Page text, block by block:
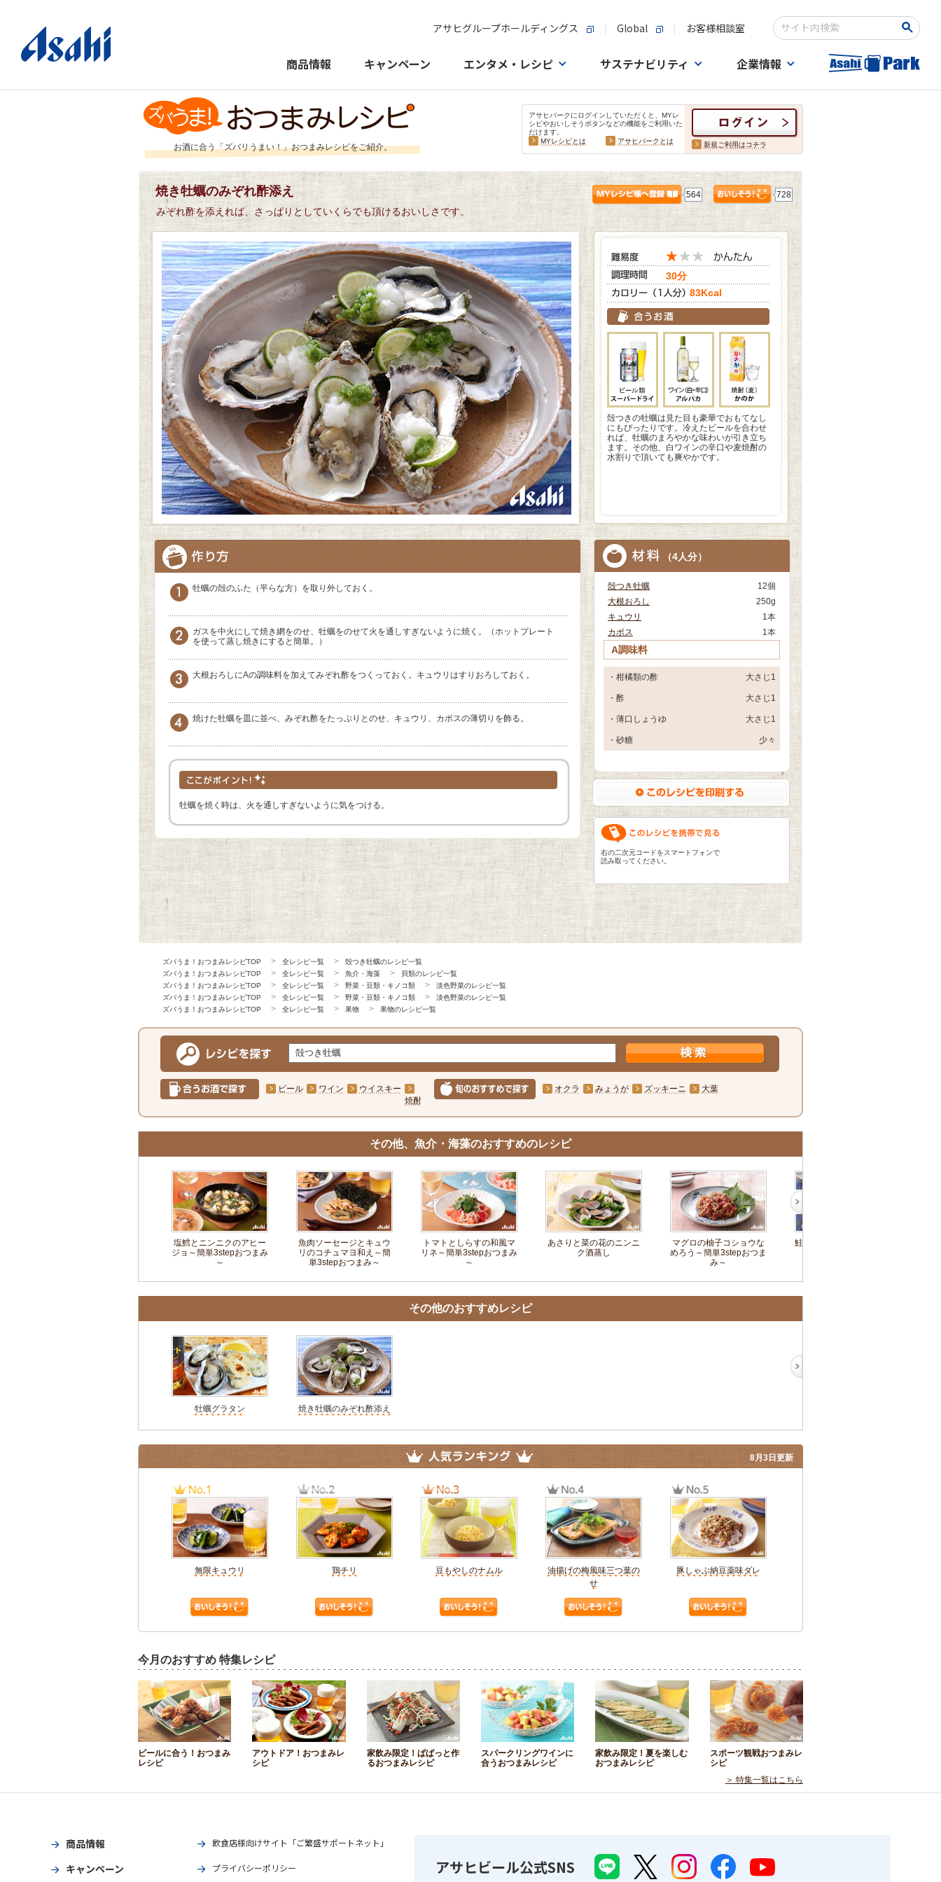
アサヒグループホールディングス Global お客様相談室
検索キーワード入力
商品情報 キャンペーン エンタメ・レシピ サステナビリティ 企業情報
お酒に合う「ズバリうまい！」おつまみレシピをご紹介。
アサヒパークにログインしていただくと、MYレ
シピやおいしそうボタンなどの機能をご利用いた
だけます。
MYレシピとは
アサヒパークとは 新規ご利用はコチラ
焼き牡蠣のみぞれ酢添え 564 728
みぞれ酢を添えれば、さっぱりとしていくらでも頂けるおいしさです。
30分
83Kcal
殻つきの牡蠣は見た目も豪華でおもてなし
にもぴったりです。冷えたビールを合わせ
れば、牡蠣のまろやかな味わいが引き立ち
ます。その他、白ワインの辛口や麦焼酎の
水割りで頂いても爽やかです。
牡蠣の殻のふた（平らな方）を取り外しておく。
ガスを中火にして焼き網をのせ、牡蠣をのせて火を通しすぎないように焼く。（ホットプレート
を使って蒸し焼きにすると簡単。）
大根おろしにAの調味料を加えてみぞれ酢をつくっておく。キュウリはすりおろしておく。
焼けた牡蠣を皿に並べ、みぞれ酢をたっぷりとのせ、キュウリ、カボスの薄切りを飾る。
牡蠣を焼く時は、火を通しすぎないように気をつける。
（4人分）
殻つき牡蠣
12個
大根おろし
250g
キュウリ
1本
カボス
1本
A調味料
・柑橘類の酢 大さじ1
・酢 大さじ1
・薄口しょうゆ 大さじ1
・砂糖 少々
右の二次元コードをスマートフォンで
読み取ってください。
ズバうま！おつまみレシピTOP 全レシピ一覧
殻つき牡蠣のレシピ一覧
ズバうま！おつまみレシピTOP
全レシピ一覧 魚介・海藻
貝類のレシピ一覧
ズバうま！おつまみレシピTOP
全レシピ一覧 野菜・豆類・キノコ類
淡色野菜のレシピ一覧
ズバうま！おつまみレシピTOP
全レシピ一覧 野菜・豆類・キノコ類
淡色野菜のレシピ一覧
ズバうま！おつまみレシピTOP
全レシピ一覧 果物 果物のレシピ一覧
ビール ワイン
ウイスキー
焼酎
オクラ みょうが ズッキーニ 大葉
その他、魚介・海藻のおすすめのレシピ
塩鱈とニンニクのアヒー
ジョ～簡単3stepおつまみ
～
魚肉ソーセージとキュウ
リのコチュマヨ和え～簡
単3stepおつまみ～
トマトとしらすの和風マ
リネ～簡単3stepおつまみ
～
あさりと菜の花のニンニ
ク酒蒸し
マグロの柚子コショウな
めろう～簡単3stepおつま
み～
鮭の照りマヨ～簡単3step
その他のおすすめレシピ
牡蠣グラタン 焼き牡蠣のみぞれ酢添え
無限キュウリ 鶏チリ 豆もやしのナムル
油揚げの梅風味三つ葉の
せ
豚しゃぶ納豆薬味ダレ
8月3日更新
今月のおすすめ 特集レシピ
ビールに合う！おつまみ
レシピ
アウトドア！おつまみレ
シピ
家飲み限定！ぱぱっと作
るおつまみレシピ
スパークリングワインに
合うおつまみレシピ
家飲み限定！夏を楽しむ
おつまみレシピ
スポーツ観戦おつまみレ
シピ
＞ 特集一覧はこちら
商品情報
キャンペーン
飲食店様向けサイト「ご繁盛サポートネット」
プライバシーポリシー アサヒビール公式SNS